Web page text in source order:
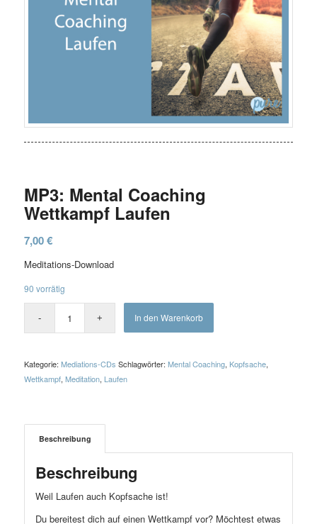
MP3: Mental Coaching
Wettkampf Laufen
7,00€
Meditations-Download
90 vorrätig
In den Warenkorb
Kategorie: Mediations-CDs Schlagwörter: Mental Coaching, Kopfsache,
Wettkampf, Meditation, Laufen
Beschreibung
Beschreibung
Weil Laufen auch Kopfsache ist!
Du bereitest dich auf einen Wettkampf vor? Möchtest etwas